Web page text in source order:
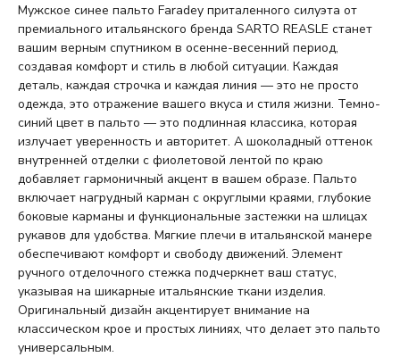
Мужское синее пальто Faradey приталенного силуэта от
премиального итальянского бренда SARTO REASLE станет
вашим верным спутником в осенне-весенний период,
создавая комфорт и стиль в любой ситуации. Каждая
деталь, каждая строчка и каждая линия — это не просто
одежда, это отражение вашего вкуса и стиля жизни. Темно-
синий цвет в пальто — это подлинная классика, которая
излучает уверенность и авторитет. А шоколадный оттенок
внутренней отделки с фиолетовой лентой по краю
добавляет гармоничный акцент в вашем образе. Пальто
включает нагрудный карман с округлыми краями, глубокие
боковые карманы и функциональные застежки на шлицах
рукавов для удобства. Мягкие плечи в итальянской манере
обеспечивают комфорт и свободу движений. Элемент
ручного отделочного стежка подчеркнет ваш статус,
указывая на шикарные итальянские ткани изделия.
Оригинальный дизайн акцентирует внимание на
классическом крое и простых линиях, что делает это пальто
универсальным.